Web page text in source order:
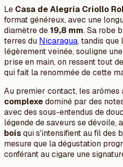
Le Casa de Alegria Criollo
format généreux, avec une
diamètre de19,8 mm. Sa robe
terres du Nicaragua, tandis que
légèrement veinée, souligne
prise en main, on ressent tout
qui fait la renommée de cette
Au premier contact, les
complexedominé par des
avec des sous-entendus de
légende de saveurs se dévoile,
boisqui s'intensifient au fil des
mesure que la dégustation
conférant au cigare une